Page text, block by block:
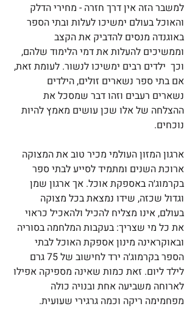
למשבר הזה אין דרך חזרה - מחירי הדלק
והאוכל בעולם ימשיכו לעלות ובתי הספר
באוגנדה מנסים להדביק את הקצב
וממשיכים להעלות את דמי הלימוד שלהם,
וכך  ילדים רבים ימשיכו לנשור. לעומת זאת,
אם בתי ספר נשארים זולים, הילדים
נשארים רעבים וזהו דבר שמסכל את
ההצלחה של אלו שכן עושים מאמץ להיות
נוכחים.
ארגון המזון העולמי מכיר טוב את המצוקה
ארוכת השנים ומתמיד לסייע לבתי ספר
בקרמוג׳ה באספקת אוכל. אך ארגון שמן
וגדול שכזה, שידו נמצאת בכל מצוקה
בעולם, אינו מצליח להכיל ולהאכיל כראוי
את כל מי שצריך: בעקבות המלחמה בסוריה
ובאוקראינה מינון אספקת האוכל לבתי
הספר בקרמוג׳ה ירד לחישוב של 75 גרם
לילד ליום. זאת כמות שאינה מספיקה אפילו
לארוחה משביעה אחת ובנויה כולה
מפחמימה ריקה וכמה גרגירי שעועית.